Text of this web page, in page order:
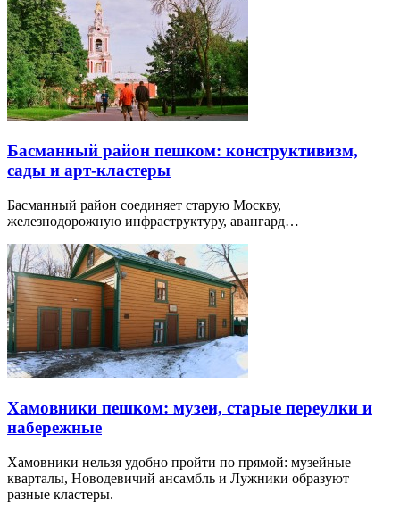
Басманный район пешком: конструктивизм,
сады и арт-кластеры
Басманный район соединяет старую Москву,
железнодорожную инфраструктуру, авангард…
Хамовники пешком: музеи, старые переулки и
набережные
Хамовники нельзя удобно пройти по прямой: музейные
кварталы, Новодевичий ансамбль и Лужники образуют
разные кластеры.